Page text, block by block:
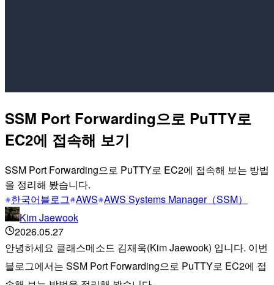
SSM Port Forwarding으로 PuTTY로
EC2에 접속해 보기
SSM Port Forwarding으로 PuTTY로 EC2에 접속해 보는 방법
을 정리해 봤습니다.
한국어블로그 AWS AWS Systems Manager（SSM）
Kim Jaewook
2026.05.27
안녕하세요 클래스메소드 김재욱(Kim Jaewook) 입니다. 이번
블로그에서는 SSM Port Forwarding으로 PuTTY로 EC2에 접